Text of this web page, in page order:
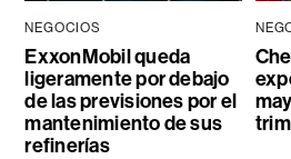
NEGOCIOS
ExxonMobil queda
ligeramente por debajo
de las previsiones por el
mantenimiento de sus
refinerías